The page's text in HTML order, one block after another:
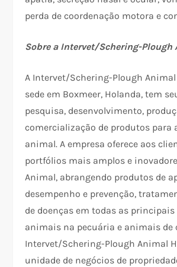
perda de coordenação motora e
Sobre a Intervet/Schering-Plough
A Intervet/Schering-Plough
sede em Boxmeer, Holanda, tem
pesquisa, desenvolvimento,
comercialização de produtos para
animal. A empresa oferece aos
portfólios mais amplos e
Animal, abrangendo produtos de
desempenho e prevenção,
de doenças em todas as principais
animais na pecuária e animais de
Intervet/Schering-Plough Animal
unidade de negócios de